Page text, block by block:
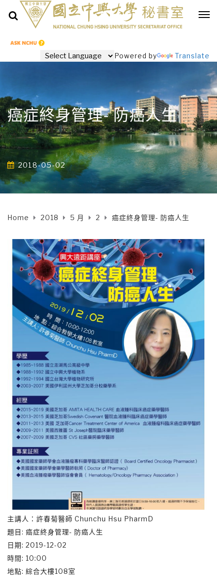
Powered by Translate
癌症終身管理- 防癌人生
2018-05-02
Home 2018 5 月 2 癌症終身管理- 防癌人生
主講人：許春菊醫師 Chunchu Hsu PharmD
題目: 癌症終身管理- 防癌人生
日期: 2019-12-02
時間: 10:00
地點: 綜合大樓108室